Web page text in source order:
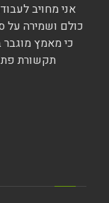
אני מחויב
כולם ושמירה על
כי מאמץ מוגבר
תקשורת